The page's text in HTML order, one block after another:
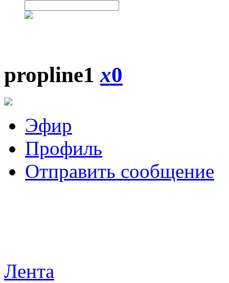
propline1x0
Эфир
Профиль
Отправить сообщение
Лента